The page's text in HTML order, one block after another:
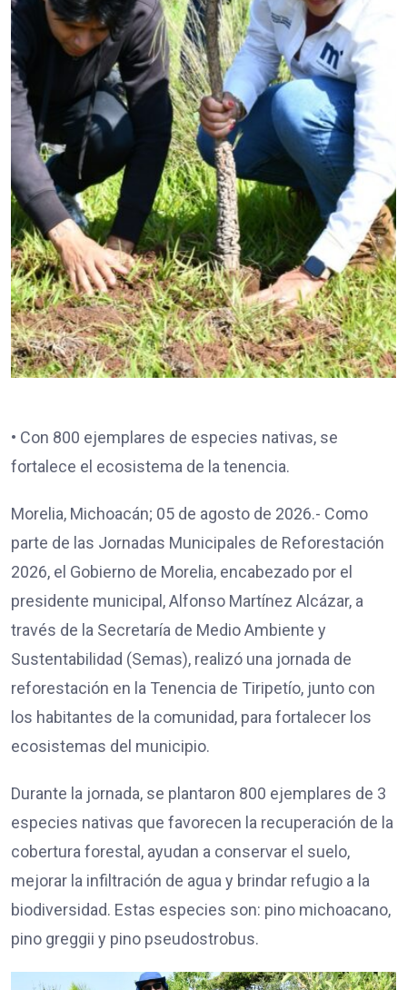
• Con 800 ejemplares de especies nativas, se
fortalece el ecosistema de la tenencia.
Morelia, Michoacán; 05 de agosto de 2026.- Como
parte de las Jornadas Municipales de Reforestación
2026, el Gobierno de Morelia, encabezado por el
presidente municipal, Alfonso Martínez Alcázar, a
través de la Secretaría de Medio Ambiente y
Sustentabilidad (Semas), realizó una jornada de
reforestación en la Tenencia de Tiripetío, junto con
los habitantes de la comunidad, para fortalecer los
ecosistemas del municipio.
Durante la jornada, se plantaron 800 ejemplares de 3
especies nativas que favorecen la recuperación de la
cobertura forestal, ayudan a conservar el suelo,
mejorar la infiltración de agua y brindar refugio a la
biodiversidad. Estas especies son: pino michoacano,
pino greggii y pino pseudostrobus.